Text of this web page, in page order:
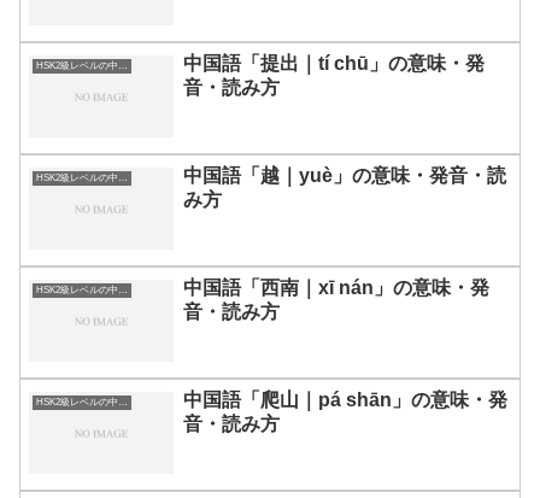
HSK2級レベルの中国語
中国語「提出｜tí chū」の意味・発
音・読み方
HSK2級レベルの中国語
中国語「越｜yuè」の意味・発音・読
み方
HSK2級レベルの中国語
中国語「西南｜xī nán」の意味・発
音・読み方
HSK2級レベルの中国語
中国語「爬山｜pá shān」の意味・発
音・読み方